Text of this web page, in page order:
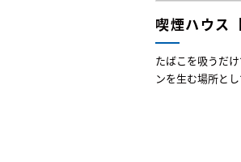
喫煙ハウス
たばこを吸うだ
ンを生む場所と